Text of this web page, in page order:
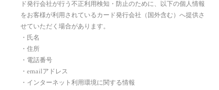
ド発行会社が行う不正利用検知・防止のために、以下の個人情報
をお客様が利用されているカード発行会社（国外含む）へ提供さ
せていただく場合があります。
・氏名
・住所
・電話番号
・emailアドレス
・インターネット利用環境に関する情報